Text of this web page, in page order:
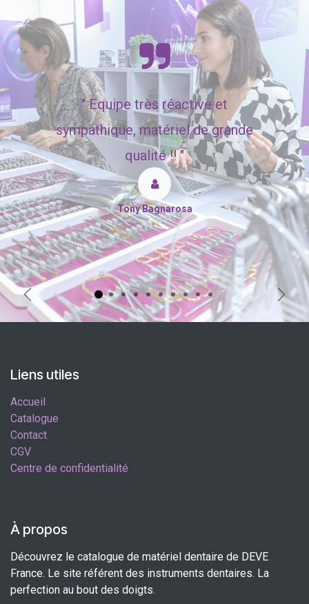
"Equipe très réactive et
sympathique, matériel de grande
qualité !! "
Tony Bagnarosa
Précédent
Liens utiles
Accueil
Catalogue
Contact
CGV
Centre de confidentialité
À propos
Découvrez le catalogue de matériel dentaire de DEVE
France. Le site référent des instruments dentaires. La
perfection au bout des doigts.